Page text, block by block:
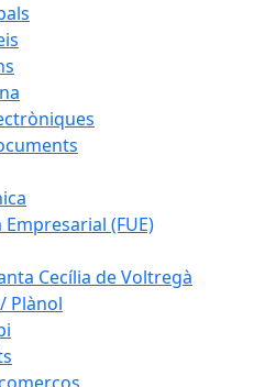
(FUE)
Cecília de Voltregà
Plànol